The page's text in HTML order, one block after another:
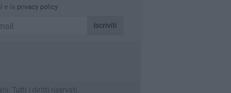
e la privacy policy
Iscriviti
Tutti i diritti riservati.